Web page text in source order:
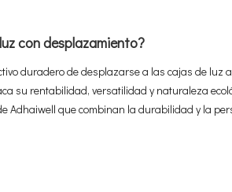
con desplazamiento?
duradero de desplazarse a las cajas de luz
su rentabilidad, versatilidad y naturaleza
Adhaiwell que combinan la durabilidad y la